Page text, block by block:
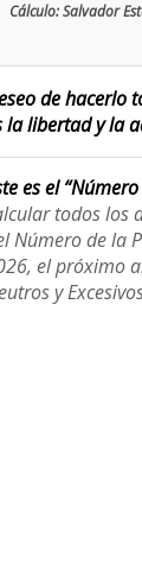
Cálculo: Salvador
de hacerlo
la libertad y la
es el
todos los
Número de la
el próximo
y